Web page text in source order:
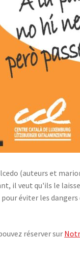
(auteurs et
il veut qu'ils le
éviter les
réserver sur